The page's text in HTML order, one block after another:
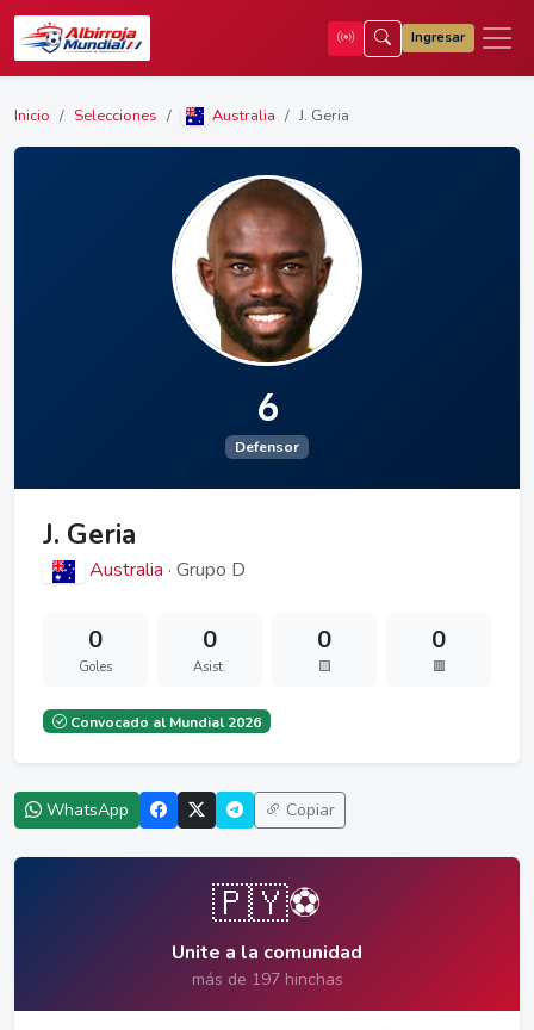
Ingresar
Inicio Selecciones Australia J. Geria
6
Defensor
J. Geria
Australia · Grupo D
0
Goles
0
Asist.
0
🟨
0
🟥
Convocado al Mundial 2026
WhatsApp Copiar
🇵🇾⚽
Unite a la comunidad
más de 197 hinchas